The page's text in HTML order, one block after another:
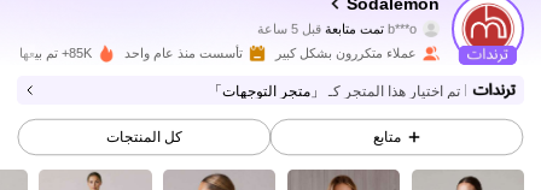
b***oتمت متابعة
r***cتتصفح
4.89
120K متابعون
4.89 120K متابعون
عملاء متكررون بشكل كبير تأسست منذ عام واحد 85K+ تم بيعها مؤخرًا
تم اختيار هذا المتجر كـ 「متجر التوجهات」
متابع كل المنتجات